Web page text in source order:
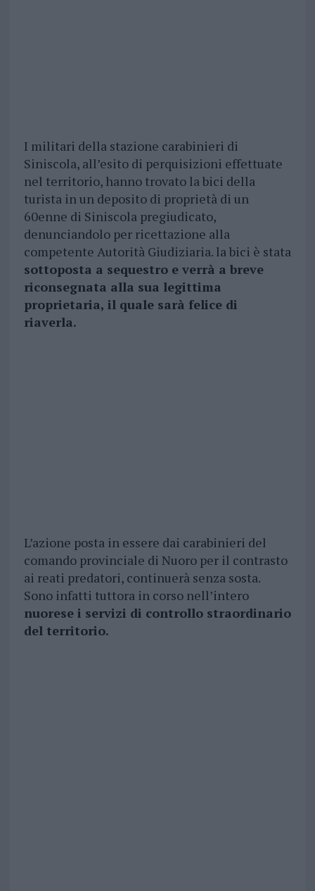
I militari della stazione carabinieri di
Siniscola, all’esito di perquisizioni effettuate
nel territorio, hanno trovato la bici della
turista in un deposito di proprietà di un
60enne di Siniscola pregiudicato,
denunciandolo per ricettazione alla
competente Autorità Giudiziaria. la bici è stata
sottoposta a sequestro e verrà a breve
riconsegnata alla sua legittima
proprietaria, il quale sarà felice di
riaverla.
L’azione posta in essere dai carabinieri del
comando provinciale di Nuoro per il contrasto
ai reati predatori, continuerà senza sosta.
Sono infatti tuttora in corso nell’intero
nuorese i servizi di controllo straordinario
del territorio.